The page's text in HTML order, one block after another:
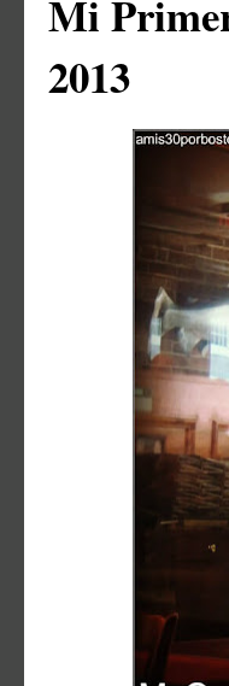
Mi
2013